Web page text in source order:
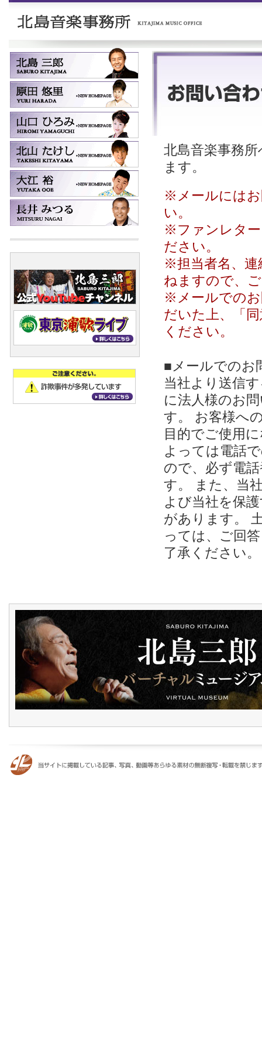
北島音楽事務
ます。
※メールにはお
い。
※ファンレター
ださい。
※担当者名、連
ねますので、
※メールでのお
だいた上、「
ください。
■メールでのお
当社より送信
に法人様のお
す。 お客様へ
目的でご使用
よっては電話
ので、必ず電
す。 また、当
よび当社を保
があります。
っては、ご回
了承ください。